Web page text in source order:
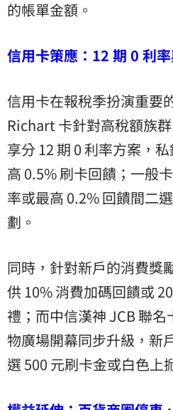
的帳單金額。
信用卡策應：12 期 0 利
信用卡在報稅季扮演重要
Richart 卡針對高稅額族
享分 12 期 0 利率方案，
高 0.5% 刷卡回饋；一般
率或最高 0.2% 回饋間二
劃。
同時，針對新戶的消費獎
供 10% 消費加碼回饋或
禮；而中信漢神 JCB 聯
物廣場開幕同步升級，新
選 500 元刷卡金或白色上